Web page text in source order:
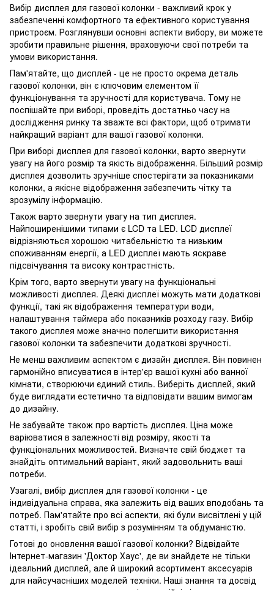
Вибір дисплея для газової колонки - важливий крок у
забезпеченні комфортного та ефективного користування
пристроєм. Розглянувши основні аспекти вибору, ви можете
зробити правильне рішення, враховуючи свої потреби та
умови використання.
Пам'ятайте, що дисплей - це не просто окрема деталь
газової колонки, він є ключовим елементом її
функціонування та зручності для користувача. Тому не
поспішайте при виборі, проведіть достатньо часу на
дослідження ринку та зважте всі фактори, щоб отримати
найкращий варіант для вашої газової колонки.
При виборі дисплея для газової колонки, варто звернути
увагу на його розмір та якість відображення. Більший розмір
дисплея дозволить зручніше спостерігати за показниками
колонки, а якісне відображення забезпечить чітку та
зрозумілу інформацію.
Також варто звернути увагу на тип дисплея.
Найпоширенішими типами є LCD та LED. LCD дисплеї
відрізняються хорошою читабельністю та низьким
споживанням енергії, а LED дисплеї мають яскраве
підсвічування та високу контрастність.
Крім того, варто звернути увагу на функціональні
можливості дисплея. Деякі дисплеї можуть мати додаткові
функції, такі як відображення температури води,
налаштування таймера або показників розходу газу. Вибір
такого дисплея може значно полегшити використання
газової колонки та забезпечити додаткові зручності.
Не менш важливим аспектом є дизайн дисплея. Він повинен
гармонійно вписуватися в інтер'єр вашої кухні або ванної
кімнати, створюючи єдиний стиль. Виберіть дисплей, який
буде виглядати естетично та відповідати вашим вимогам
до дизайну.
Не забувайте також про вартість дисплея. Ціна може
варіюватися в залежності від розміру, якості та
функціональних можливостей. Визначте свій бюджет та
знайдіть оптимальний варіант, який задовольнить ваші
потреби.
Узагалі, вибір дисплея для газової колонки - це
індивідуальна справа, яка залежить від ваших вподобань та
потреб. Пам'ятайте про всі аспекти, які були висвітлені у цій
статті, і зробіть свій вибір з розумінням та обдуманістю.
Готові до оновлення вашої газової колонки? Відвідайте
Інтернет-магазин 'Доктор Хаус', де ви знайдете не тільки
ідеальний дисплей, але й широкий асортимент аксесуарів
для найсучасніших моделей техніки. Наші знання та досвід